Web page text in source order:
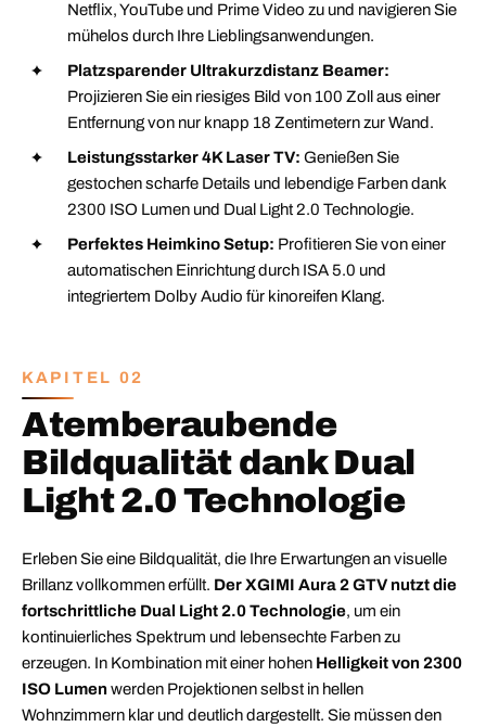
Netflix, YouTube und Prime Video zu und navigieren Sie
mühelos durch Ihre Lieblingsanwendungen.
Platzsparender Ultrakurzdistanz Beamer:
Projizieren Sie ein riesiges Bild von 100 Zoll aus einer
Entfernung von nur knapp 18 Zentimetern zur Wand.
Leistungsstarker 4K Laser TV: Genießen Sie
gestochen scharfe Details und lebendige Farben dank
2300 ISO Lumen und Dual Light 2.0 Technologie.
Perfektes Heimkino Setup: Profitieren Sie von einer
automatischen Einrichtung durch ISA 5.0 und
integriertem Dolby Audio für kinoreifen Klang.
KAPITEL 02
Atemberaubende
Bildqualität dank Dual
Light 2.0 Technologie
Erleben Sie eine Bildqualität, die Ihre Erwartungen an visuelle
Brillanz vollkommen erfüllt. Der XGIMI Aura 2 GTV nutzt die
fortschrittliche Dual Light 2.0 Technologie, um ein
kontinuierliches Spektrum und lebensechte Farben zu
erzeugen. In Kombination mit einer hohen Helligkeit von 2300
ISO Lumenwerden Projektionen selbst in hellen
Wohnzimmern klar und deutlich dargestellt. Sie müssen den